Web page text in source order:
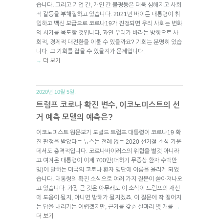
습니다. 그리고 기업 간, 개인 간 불평등은 더욱 심해지고 사회
적 갈등을 부채질하고 있습니다. 2021년 바이든 대통령이 취
임하고 백신 보급으로 코로나19가 진정되면 우리 사회는 변화
의 시기를 목도할 것입니다. 과연 우리가 바라는 방향으로 사
회적, 경제적 대전환을 이룰 수 있을까요? 기회는 분명히 있습
니다. 그 기회를 잡을 수 있을지가 문제입니다.
→ 더 보기
2020년 10월 5일.
트럼프 코로나 확진 변수, 이코노미스트의 선
거 예측 모델의 예측은?
이코노미스트 원문보기 도널드 트럼프 대통령이 코로나19 확
진 판정을 받았다는 뉴스는 전례 없는 2020 선거철 소식 가운
데서도 충격적입니다. 코로나바이러스의 위협을 별것 아니라
고 여겨온 대통령이 이제 700만(더하기 무증상 환자 수백만
명)에 달하는 미국의 코로나 환자 명단에 이름을 올리게 되었
습니다. 대통령의 확진 소식으로 여러 가지 질문이 쏟아져나오
고 있습니다. 가장 큰 것은 아무래도 이 소식이 트럼프의 재선
에 도움이 될지, 아니면 방해가 될지겠죠. 이 질문에 딱 떨어지
는 답을 내리기는 어렵겠지만, 근거를 갖춘 실마리 몇 개를 →
더 보기